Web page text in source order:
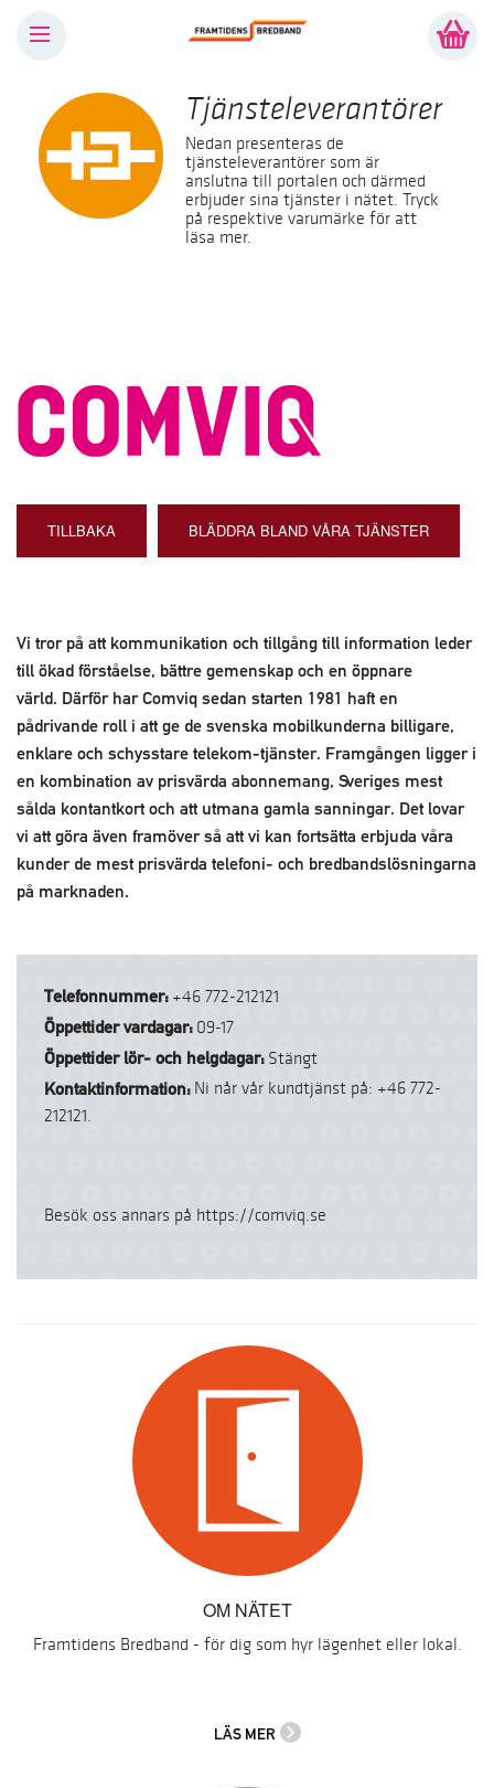
Tjänsteleverantörer
Nedan presenteras de
tjänsteleverantörer som är
anslutna till portalen och därmed
erbjuder sina tjänster i nätet. Tryck
på respektive varumärke för att
läsa mer.
TILLBAKA BLÄDDRA BLAND VÅRA TJÄNSTER
Vi tror på att kommunikation och tillgång till information leder
till ökad förståelse, bättre gemenskap och en öppnare
värld. Därför har Comviq sedan starten 1981 haft en
pådrivande roll i att ge de svenska mobilkunderna billigare,
enklare och schysstare telekom-tjänster. Framgången ligger i
en kombination av prisvärda abonnemang, Sveriges mest
sålda kontantkort och att utmana gamla sanningar. Det lovar
vi att göra även framöver så att vi kan fortsätta erbjuda våra
kunder de mest prisvärda telefoni- och bredbandslösningarna
på marknaden.
Telefonnummer: +46 772-212121
Öppettider vardagar: 09-17
Öppettider lör- och helgdagar: Stängt
Kontaktinformation: Ni når vår kundtjänst på: +46 772-
212121.
Besök oss annars på https://comviq.se
OM NÄTET
Framtidens Bredband - för dig som hyr lägenhet eller lokal.
LÄS MER